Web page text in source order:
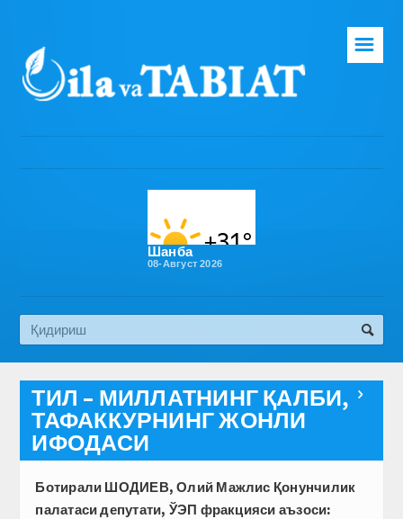
Бош саҳифа
Эко медиа
☰
Шанба
08-Август 2026

ТИЛ – МИЛЛАТНИНГ ҚАЛБИ,
ТАФАККУРНИНГ ЖОНЛИ
ИФОДАСИ
Ботирали ШОДИЕВ, Олий Мажлис Қонунчилик
палатаси депутати, ЎЭП фракцияси аъзоси: